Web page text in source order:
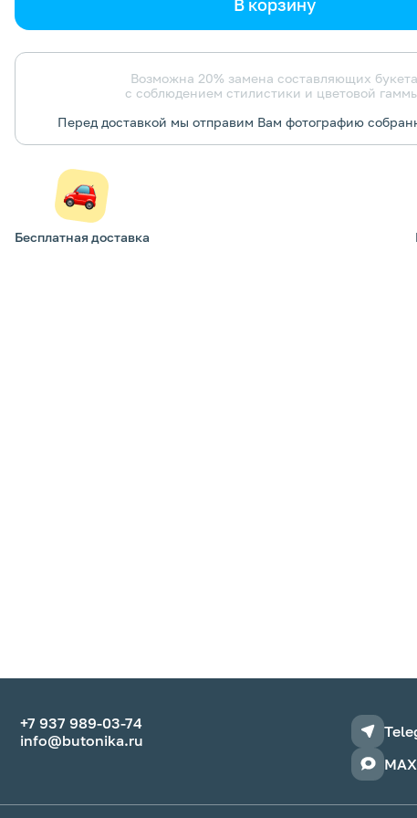
В корзину
Возможна 20% замена составляющих букета
с соблюдением стилистики и цветовой
Перед доставкой мы отправим Вам фотографию
Бесплатная доставка
+7 937 989-03-74
info@butonika.ru
MAX